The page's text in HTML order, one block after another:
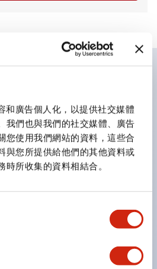
和廣告個人化，以提供社交媒體
我們也與我們的社交媒體、廣告
您使用我們網站的資料，這些合
與您所提供給他們的其他資料或
所收集的資料相結合。
設備的開關和切換，適用範圍廣
段數的組合，可實現各種接點構
示燈，並提供手柄操作型、鑰匙